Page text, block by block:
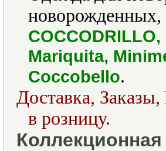
Mariquita,
Сoccobello.
Доставка,
в розницу.